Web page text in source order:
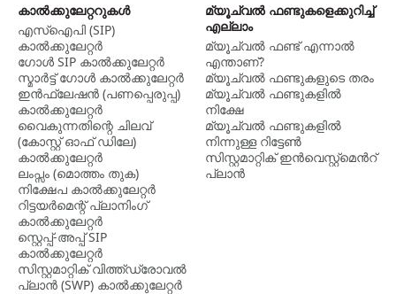
കാല്‍ക്കുലേറ്ററുകള്‍
എസ്ഐപി (SIP)
കാൽക്കുലേറ്റർ
ഗോൾ SIP കാൽക്കുലേറ്റർ
സ്മാർട്ട് ഗോൾ കാൽക്കുലേറ്റർ
ഇൻഫ്ലേഷൻ (പണപ്പെരുപ്പ)
കാൽക്കുലേറ്റർ
വൈകുന്നതിന്റെ ചിലവ്
(കോസ്റ്റ് ഓഫ് ഡിലേ)
കാൽക്കുലേറ്റർ
ലംപ്സം (മൊത്തം തുക)
നിക്ഷേപ കാൽക്കുലേറ്റർ
റിട്ടയർമെന്റ് പ്ലാനിംഗ്
കാൽക്കുലേറ്റർ
സ്റ്റെപ്പ്-അപ്പ് SIP
കാൽക്കുലേറ്റർ
സിസ്റ്റമാറ്റിക് വിത്ത്ഡ്രോവൽ
പ്ലാൻ (SWP) കാൽക്കുലേറ്റർ
മ്യൂച്വൽ ഫണ്ടുകളെക്കുറിച്ച്
എല്ലാം
മ്യൂച്വല്‍ ഫണ്ട് എന്നാല്‍
എന്താണ്?
മ്യൂച്വൽ ഫണ്ടുകളുടെ തരം
മ്യൂച്വൽ ഫണ്ടുകളിൽ
നിക്ഷേ
മ്യൂച്വൽ ഫണ്ടുകളില്‍
നിന്നുള്ള റിട്ടേൺ
സിസ്റ്റമാറ്റിക് ഇന്‍വെസ്റ്റ്‌മെന്‍റ്
പ്ലാന്‍